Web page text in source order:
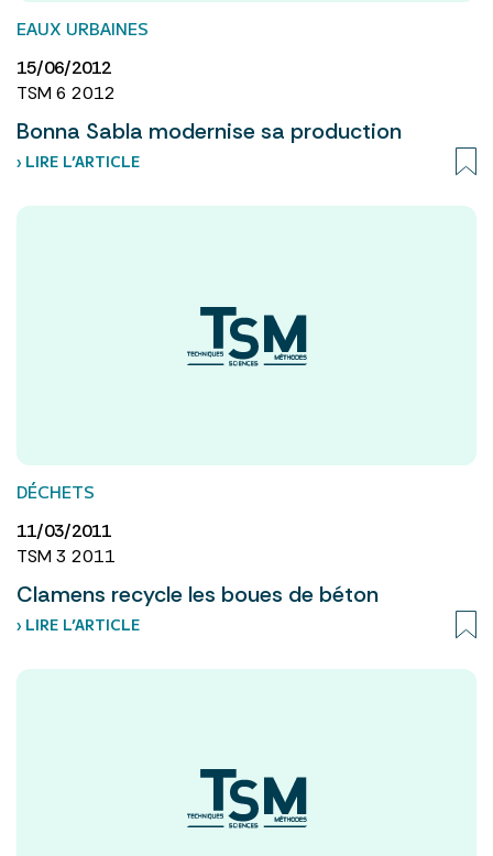
EAUX URBAINES
15/06/2012
TSM 6 2012
Bonna Sabla modernise sa production
› LIRE L’ARTICLE
DÉCHETS
11/03/2011
TSM 3 2011
Clamens recycle les boues de béton
› LIRE L’ARTICLE